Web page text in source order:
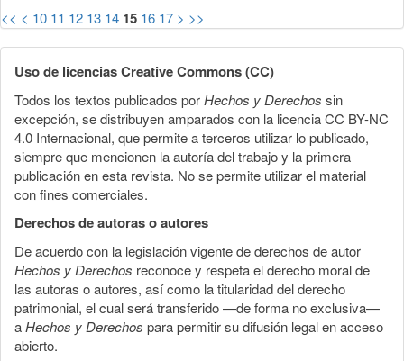
<< < 10 11 12 13 14 15 16 17 > >>
Uso de licencias Creative Commons (CC)
Todos los textos publicados porHechos y Derechos sin
excepción, se distribuyen amparados con la licencia CC BY-NC
4.0 Internacional, que permite a terceros utilizar lo publicado,
siempre que mencionen la autoría del trabajo y la primera
publicación en esta revista. No se permite utilizar el material
con fines comerciales.
Derechos de autoras o autores
De acuerdo con la legislación vigente de derechos de autor
Hechos y Derechos reconoce y respeta el derecho moral de
las autoras o autores, así como la titularidad del derecho
patrimonial, el cual será transferido —de forma no exclusiva—
aHechos y Derechos para permitir su difusión legal en acceso
abierto.